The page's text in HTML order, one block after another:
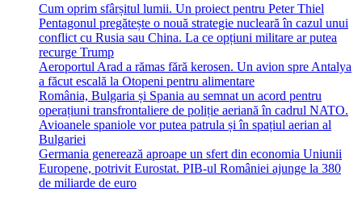
Cum oprim sfârșitul lumii. Un proiect pentru Peter Thiel
Pentagonul pregătește o nouă strategie nucleară în cazul unui
conflict cu Rusia sau China. La ce opțiuni militare ar putea
recurge Trump
Aeroportul Arad a rămas fără kerosen. Un avion spre Antalya
a făcut escală la Otopeni pentru alimentare
România, Bulgaria și Spania au semnat un acord pentru
operațiuni transfrontaliere de poliție aeriană în cadrul NATO.
Avioanele spaniole vor putea patrula și în spațiul aerian al
Bulgariei
Germania generează aproape un sfert din economia Uniunii
Europene, potrivit Eurostat. PIB-ul României ajunge la 380
de miliarde de euro